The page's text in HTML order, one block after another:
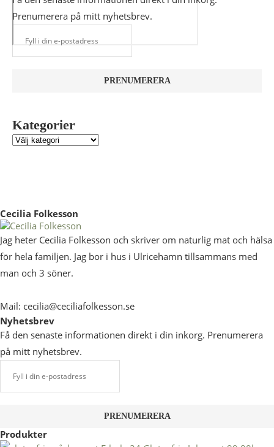
Prenumerera på mitt nyhetsbrev.
Kategorier
Cecilia Folkesson
Jag heter Cecilia Folkesson och skriver om naturlig mat och hälsa
för hela familjen. Jag bor i hus i Ulricehamn tillsammans med
man och 3 söner.
Mail: cecilia@ceciliafolkesson.se
Nyhetsbrev
Få den senaste informationen direkt i din inkorg. Prenumerera
på mitt nyhetsbrev.
Produkter